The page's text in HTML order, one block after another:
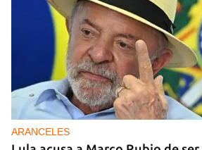
ARANCELES